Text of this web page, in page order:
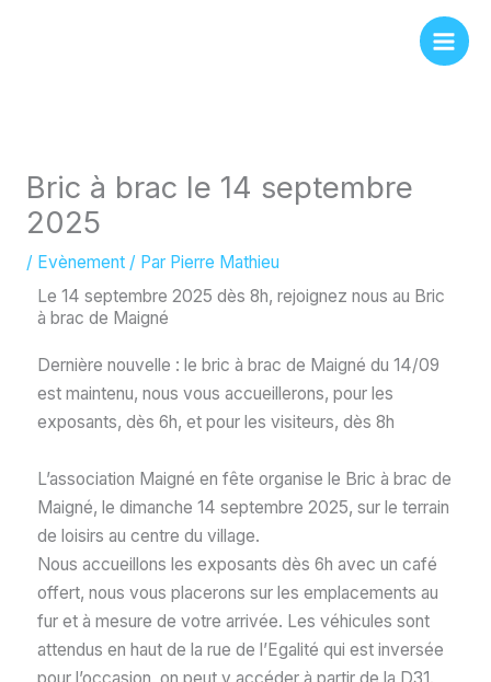
Bric à brac le 14 septembre
2025
/ Evènement/ Par Pierre Mathieu
Le 14 septembre 2025 dès 8h, rejoignez nous au Bric
à brac de Maigné
Dernière nouvelle : le bric à brac de Maigné du 14/09
est maintenu, nous vous accueillerons, pour les
exposants, dès 6h, et pour les visiteurs, dès 8h
L’association Maigné en fête organise le Bric à brac de
Maigné, le dimanche 14 septembre 2025, sur le terrain
de loisirs au centre du village.
Nous accueillons les exposants dès 6h avec un café
offert, nous vous placerons sur les emplacements au
fur et à mesure de votre arrivée. Les véhicules sont
attendus en haut de la rue de l’Egalité qui est inversée